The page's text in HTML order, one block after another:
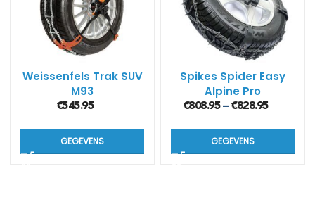
Weissenfels Trak SUV
M93
€545.95
GEGEVENS
Spikes Spider Easy
Alpine Pro
€808.95– €828.95
GEGEVENS